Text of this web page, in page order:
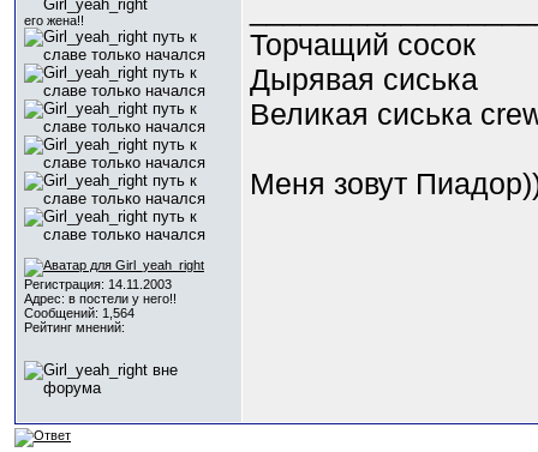
его жена!!
Регистрация: 14.11.2003
Адрес: в постели у него!!
Сообщений: 1,564
Рейтинг мнений:
Торчащий сосок
Дырявая сиська
Великая сиська
Меня зовут